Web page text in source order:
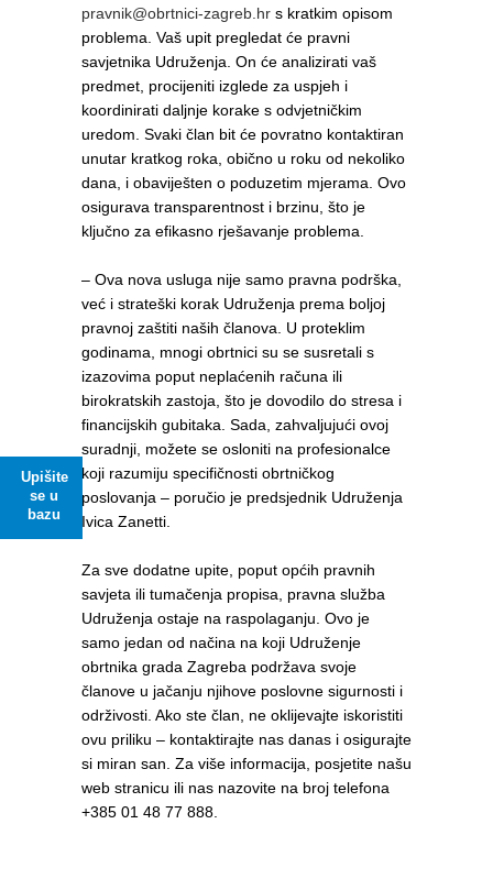
Upišite
se u
bazu
pravnik@obrtnici-zagreb.hr s kratkim opisom
problema. Vaš upit pregledat će pravni
savjetnika Udruženja. On će analizirati vaš
predmet, procijeniti izglede za uspjeh i
koordinirati daljnje korake s odvjetničkim
uredom. Svaki član bit će povratno kontaktiran
unutar kratkog roka, obično u roku od nekoliko
dana, i obaviješten o poduzetim mjerama. Ovo
osigurava transparentnost i brzinu, što je
ključno za efikasno rješavanje problema.
– Ova nova usluga nije samo pravna podrška,
već i strateški korak Udruženja prema boljoj
pravnoj zaštiti naših članova. U proteklim
godinama, mnogi obrtnici su se susretali s
izazovima poput neplaćenih računa ili
birokratskih zastoja, što je dovodilo do stresa i
financijskih gubitaka. Sada, zahvaljujući ovoj
suradnji, možete se osloniti na profesionalce
koji razumiju specifičnosti obrtničkog
poslovanja – poručio je predsjednik Udruženja
Ivica Zanetti.
Za sve dodatne upite, poput općih pravnih
savjeta ili tumačenja propisa, pravna služba
Udruženja ostaje na raspolaganju. Ovo je
samo jedan od načina na koji Udruženje
obrtnika grada Zagreba podržava svoje
članove u jačanju njihove poslovne sigurnosti i
održivosti. Ako ste član, ne oklijevajte iskoristiti
ovu priliku – kontaktirajte nas danas i osigurajte
si miran san. Za više informacija, posjetite našu
web stranicu ili nas nazovite na broj telefona
+385 01 48 77 888.